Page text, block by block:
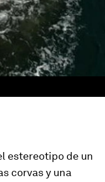
estereotipo de un
corvas y una